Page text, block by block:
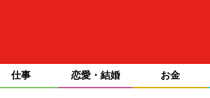
仕事 恋愛・結婚 お金